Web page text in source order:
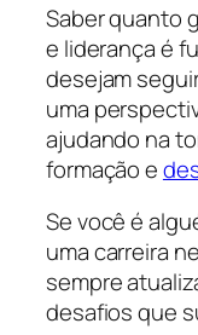
Saber quanto
e liderança é
desejam
uma
ajudando na
formação e
Se você é
uma carreira
sempre
desafios que